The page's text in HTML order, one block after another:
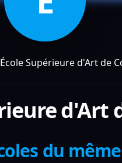
École Supérieure d'Art de
d'Art
du